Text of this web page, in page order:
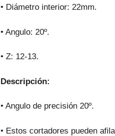
• Diámetro interior: 22mm.
• Angulo: 20º.
• Z: 12-13.
Descripción:
• Angulo de precisión 20º.
• Estos cortadores pueden